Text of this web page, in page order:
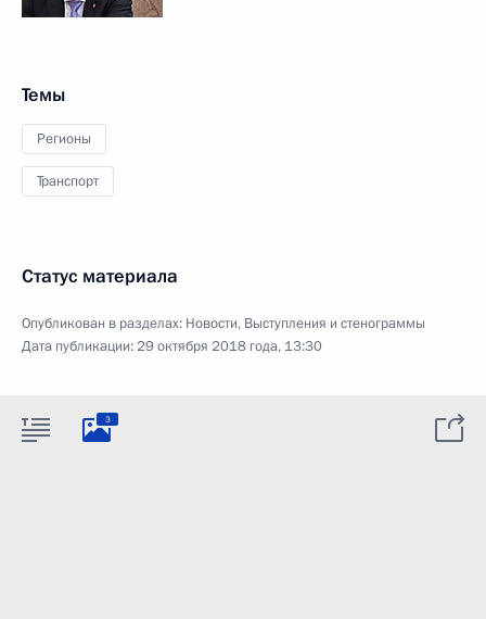
Темы
Регионы
Транспорт
Статус материала
Опубликован в разделах: Новости, Выступления и стенограммы
Дата публикации:29 октября 2018 года, 13:30
3